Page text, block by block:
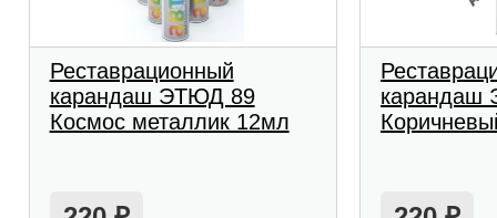
Реставрационный
карандаш ЭТЮД 89
Космос металлик 12мл
карандаш